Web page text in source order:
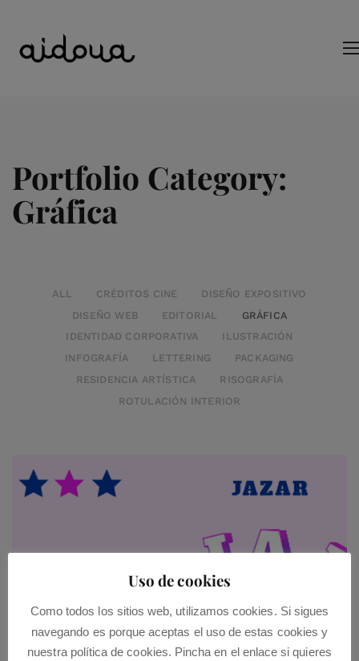
Portfolio Category:
Gráfica
ALL CRÉDITOS CINE
DISEÑO EXPOSITIVO
DISEÑO WEB
EDITORIAL
GRÁFICA
IDENTIDAD CORPORATIVA
ILUSTRACIÓN
INFOGRAFÍA
LETTERING
PACKAGING
RESIDENCIA ARTÍSTICA
RISOGRAFÍA
ROTULACIÓN INTERIOR
Uso de cookies
Como todos los sitios web, utilizamos cookies. Si sigues
navegando es porque aceptas el uso de estas cookies y
nuestra política de cookies. Pincha en el enlace si quieres